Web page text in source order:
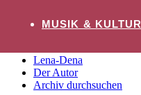
Lena-Dena
Der Autor
Archiv durchsuchen
MUSIK & KULTUR